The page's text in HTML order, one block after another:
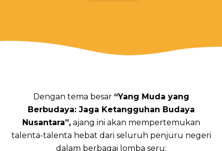
Dengan tema besar “Yang Muda yang
Berbudaya: Jaga Ketangguhan Budaya
Nusantara”,ajang ini akan mempertemukan
talenta-talenta hebat dari seluruh penjuru negeri
dalam berbagai lomba seru: